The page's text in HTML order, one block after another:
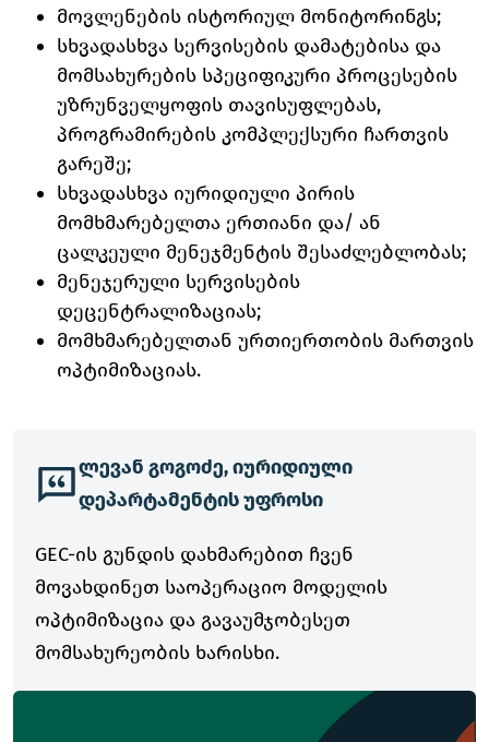
მოვლენების ისტორიულ მონიტორინგს;
სხვადასხვა სერვისების დამატებისა და
მომსახურების სპეციფიკური პროცესების
უზრუნველყოფის თავისუფლებას,
პროგრამირების კომპლექსური ჩართვის
გარეშე;
სხვადასხვა იურიდიული პირის
მომხმარებელთა ერთიანი და/ ან
ცალკეული მენეჯმენტის შესაძლებლობას;
მენეჯერული სერვისების
დეცენტრალიზაციას;
მომხმარებელთან ურთიერთობის მართვის
ოპტიმიზაციას.
ლევან გოგოძე, იურიდიული
დეპარტამენტის უფროსი
GEC-ის გუნდის დახმარებით ჩვენ
მოვახდინეთ საოპერაციო მოდელის
ოპტიმიზაცია და გავაუმჯობესეთ
მომსახურეობის ხარისხი.